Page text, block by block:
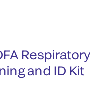
Respiratory
and ID Kit